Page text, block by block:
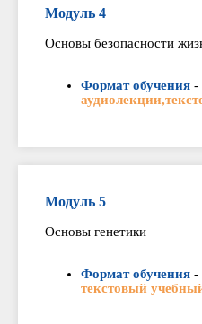
Модуль 4
Основы безопасности
Формат обучения -
Модуль 5
Основы генетики
Формат обучения -
текстовый